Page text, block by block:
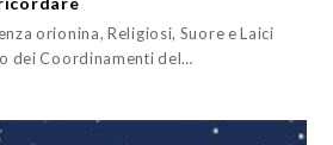
orionina, Religiosi, Suore e Laici
dei Coordinamenti del…